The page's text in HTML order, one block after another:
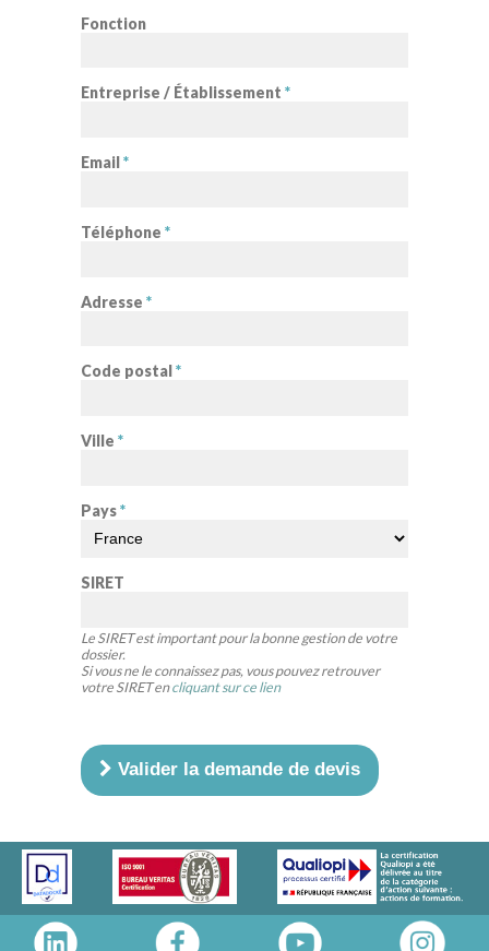
Fonction
Entreprise / Établissement *
Email*
Téléphone *
Adresse *
Code postal *
Ville *
Pays*
SIRET
Le SIRET est important pour la bonne gestion de votre
dossier.
Si vous ne le connaissez pas, vous pouvez retrouver
votre SIRET encliquant sur ce lien
Valider la demande de devis